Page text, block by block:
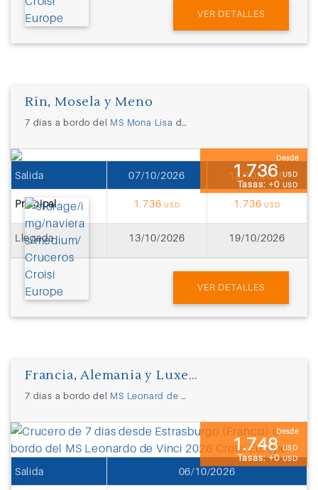
VER DETALLES
Rin, Mosela y Meno
7 días a bordo del MS Mona Lisa desde
Desde
1.736USD
Tasas: +0 USD
Salida 07/10/2026 13/10/2026
Principal 1.736 USD 1.736 USD
Llegada 13/10/2026 19/10/2026
VER DETALLES
Francia, Alemania y Luxemburgo
7 días a bordo del MS Leonard de Vinci
Desde
1.748USD
Tasas: +0USD
Salida 06/10/2026